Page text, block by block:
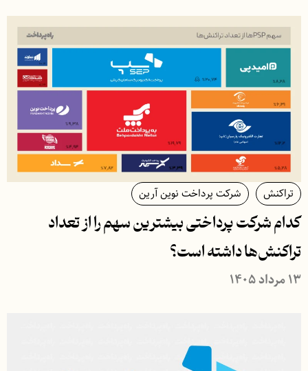
تراکنش شرکت پرداخت نوین آرین
کدام شرکت پرداختی بیشترین سهم را از تعداد
تراکنش‌‌ها داشته است؟
۱۳ مرداد ۱۴۰۵